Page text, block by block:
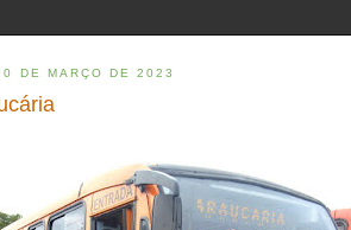
DE MARÇO DE 2023